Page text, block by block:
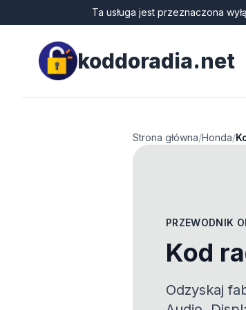
Ta usługa jest przeznaczona
koddoradia.net
Strona główna/Honda/
PRZEWODNIK
Kod
Odzyskaj